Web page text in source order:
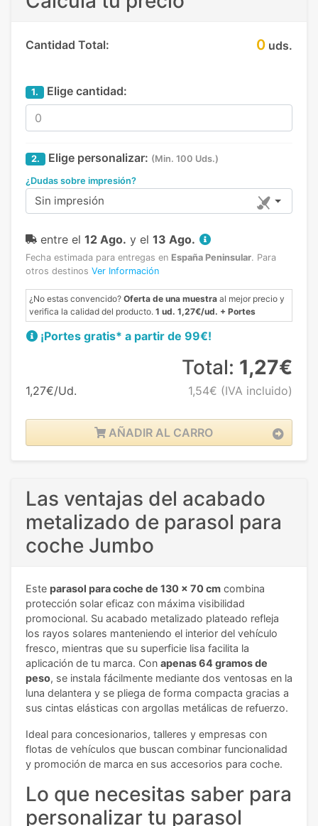
Cantidad Total: 0 uds.
1. Elige cantidad:
2. Elige personalizar: (Min. 100 Uds.)
¿Dudas sobre impresión?
Sin impresión
entre el 12 Ago. y el 13 Ago.
Fecha estimada para entregas en España Peninsular. Para
otros destinos Ver Información
¿No estas convencido? Oferta de una muestra al mejor precio y
verifica la calidad del producto. 1 ud. 1,27€/ud. + Portes
¡Portes gratis* a partir de 99€!
1,27€/Ud.
Total: 1,27€
1,54€ (IVA incluido)
AÑADIR AL CARRO
Las ventajas del acabado
metalizado de parasol para
coche Jumbo
Este parasol para coche de 130 x 70 cm combina
protección solar eficaz con máxima visibilidad
promocional. Su acabado metalizado plateado refleja
los rayos solares manteniendo el interior del vehículo
fresco, mientras que su superficie lisa facilita la
aplicación de tu marca. Con apenas 64 gramos de
peso, se instala fácilmente mediante dos ventosas en la
luna delantera y se pliega de forma compacta gracias a
sus cintas elásticas con argollas metálicas de refuerzo.
Ideal para concesionarios, talleres y empresas con
flotas de vehículos que buscan combinar funcionalidad
y promoción de marca en sus accesorios para coche.
Lo que necesitas saber para
personalizar tu parasol